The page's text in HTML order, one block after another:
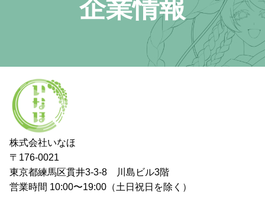
企業情報
株式会社いなほ
〒176-0021
東京都練馬区貫井3-3-8 川島ビル3階
営業時間 10:00〜19:00（土日祝日を除く）